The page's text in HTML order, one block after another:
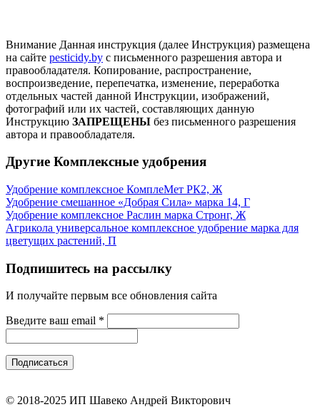
Внимание Данная инструкция (далее Инструкция) размещена
на сайте pesticidy.by с письменного разрешения автора и
правообладателя. Копирование, распространение,
воспроизведение, перепечатка, изменение, переработка
отдельных частей данной Инструкции, изображений,
фотографий или их частей, составляющих данную
Инструкцию ЗАПРЕЩЕНЫ без письменного разрешения
автора и правообладателя.
Другие Комплексные удобрения
Удобрение комплексное КомплеМет РК2, Ж
Удобрение смешанное «Добрая Сила» марка 14, Г
Удобрение комплексное Раслин марка Стронг, Ж
Агрикола универсальное комплексное удобрение марка для
цветущих растений, П
Подпишитесь на рассылку
И получайте первым все обновления сайта
Введите ваш email *
© 2018-2025 ИП Шавеко Андрей Викторович